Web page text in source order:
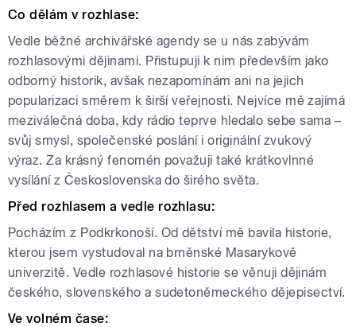
Co dělám v rozhlase:
Vedle běžné archivářské agendy se u nás zabývám
rozhlasovými dějinami. Přistupuji k nim především jako
odborný historik, avšak nezapomínám ani na jejich
popularizaci směrem k širší veřejnosti. Nejvíce mě zajímá
meziválečná doba, kdy rádio teprve hledalo sebe sama –
svůj smysl, společenské poslání i originální zvukový
výraz. Za krásný fenomén považuji také krátkovlnné
vysílání z Československa do širého světa.
Před rozhlasem a vedle rozhlasu:
Pocházím z Podkrkonoší. Od dětství mě bavila historie,
kterou jsem vystudoval na brněnské Masarykově
univerzitě. Vedle rozhlasové historie se věnuji dějinám
českého, slovenského a sudetoněmeckého dějepisectví.
Ve volném čase: